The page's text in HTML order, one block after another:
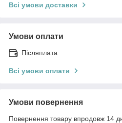
Всі умови доставки
Умови оплати
Післяплата
Всі умови оплати
Умови повернення
Повернення товару впродовж 14